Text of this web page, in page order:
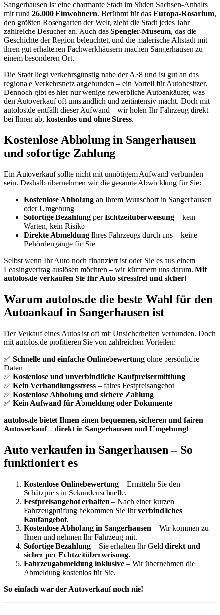
Sangerhausen ist eine charmante Stadt im Süden Sachsen-Anhalts
mit rund 26.000 Einwohnern. Berühmt für das Europa-Rosarium,
den größten Rosengarten der Welt, zieht die Stadt jedes Jahr
zahlreiche Besucher an. Auch das Spengler-Museum, das die
Geschichte der Region beleuchtet, und die malerische Altstadt mit
ihren gut erhaltenen Fachwerkhäusern machen Sangerhausen zu
einem besonderen Ort.
Die Stadt liegt verkehrsgünstig nahe der A38 und ist gut an das
regionale Verkehrsnetz angebunden – ein Vorteil für Autobesitzer.
Dennoch gibt es hier nur wenige gewerbliche Autoankäufer, was
den Autoverkauf oft umständlich und zeitintensiv macht. Doch mit
autolos.de entfällt dieser Aufwand – wir holen Ihr Fahrzeug direkt
bei Ihnen ab, kostenlos und ohne Stress.
Kostenlose Abholung in Sangerhausen
und sofortige Zahlung
Ein Autoverkauf sollte nicht mit unnötigem Aufwand verbunden
sein. Deshalb übernehmen wir die gesamte Abwicklung für Sie:
Kostenlose Abholung an Ihrem Wunschort in Sangerhausen
oder Umgebung
Sofortige Bezahlung perEchtzeitüberweisung – kein
Warten, kein Risiko
Direkte Abmeldung Ihres Fahrzeugs durch uns – keine
Behördengänge für Sie
Selbst wenn Ihr Auto noch finanziert ist oder Sie es aus einem
Leasingvertrag auslösen möchten – wir kümmern uns darum. Mit
autolos.de verkaufen Sie Ihr Auto stressfrei und sicher!
Warum autolos.de die beste Wahl für den
Autoankauf in Sangerhausen ist
Der Verkauf eines Autos ist oft mit Unsicherheiten verbunden. Doch
mit autolos.de profitieren Sie von zahlreichen Vorteilen:
✅ Schnelle und einfache Onlinebewertung ohne persönliche
Daten
✅ Kostenlose und unverbindliche Kaufpreisermittlung
✅ Kein Verhandlungsstress – faires Festpreisangebot
✅ Kostenlose Abholung und sichere Zahlung
✅ Kein Aufwand für Abmeldung oder Dokumente
autolos.de bietet Ihnen einen bequemen, sicheren und fairen
Autoverkauf – direkt in Sangerhausen und Umgebung!
Auto verkaufen in Sangerhausen – So
funktioniert es
Kostenlose Onlinebewertung – Ermitteln Sie den
Schätzpreis in Sekundenschnelle.
Festpreisangebot erhalten – Nach einer kurzen
Fahrzeugprüfung bekommen Sie Ihrverbindliches
Kaufangebot.
Kostenlose Abholung in Sangerhausen – Wir kommen zu
Ihnen und nehmen Ihr Fahrzeug mit.
Sofortige Bezahlung – Sie erhalten Ihr Geld direkt und
sicher per Echtzeitüberweisung.
Fahrzeugabmeldung inklusive – Wir übernehmen die
Abmeldung kostenlos für Sie.
So einfach war der Autoverkauf noch nie!